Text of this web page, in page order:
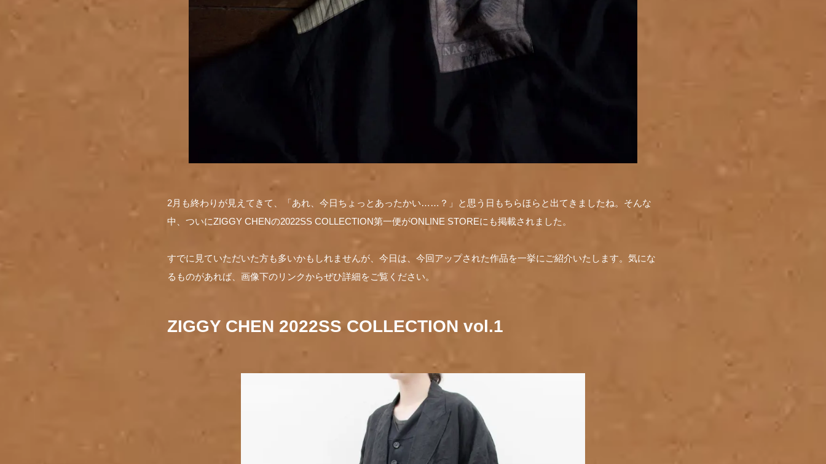
2月も終わりが見えてきて、「あれ、今日ちょっとあったかい……？」と思う日もちらほらと出てきましたね。そんな
中、ついにZIGGY CHENの2022SS COLLECTION第一便がONLINE STOREにも掲載されました。
すでに見ていただいた方も多いかもしれませんが、今日は、今回アップされた作品を一挙にご紹介いたします。気にな
るものがあれば、画像下のリンクからぜひ詳細をご覧ください。
ZIGGY CHEN 2022SS COLLECTION vol.1